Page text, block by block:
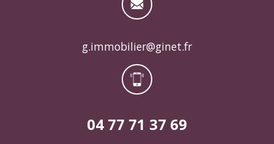
g.immobilier@ginet.fr
04 77 71 37 69